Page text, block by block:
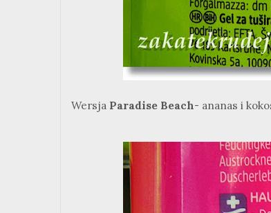
Wersja Paradise Beach- ananas i